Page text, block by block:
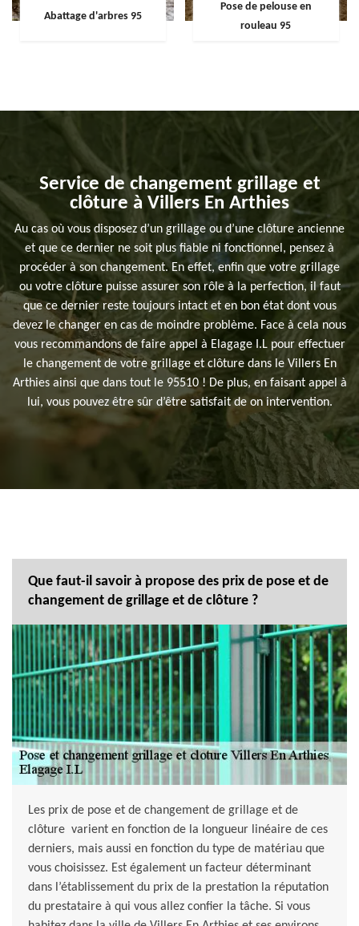
Abattage d'arbres 95
Pose de pelouse en
rouleau 95
Service de changement grillage et
clôture à Villers En Arthies
Au cas où vous disposez d’un grillage ou d’une clôture ancienne
et que ce dernier ne soit plus fiable ni fonctionnel, pensez à
procéder à son changement. En effet, enfin que votre grillage
ou votre clôture puisse assurer son rôle à la perfection, il faut
que ce dernier reste toujours intact et en bon état dont vous
devez le changer en cas de moindre problème. Face à cela nous
vous recommandons de faire appel à Elagage I.L pour effectuer
le changement de votre grillage et clôture dans le Villers En
Arthies ainsi que dans tout le 95510 ! De plus, en faisant appel à
lui, vous pouvez être sûr d’être satisfait de on intervention.
Que faut-il savoir à propose des prix de pose et de
changement de grillage et de clôture ?
Les prix de pose et de changement de grillage et de
clôture varient en fonction de la longueur linéaire de ces
derniers, mais aussi en fonction du type de matériau que
vous choisissez. Est également un facteur déterminant
dans l’établissement du prix de la prestation la réputation
du prestataire à qui vous allez confier la tâche. Si vous